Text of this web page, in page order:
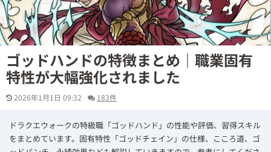
ゴッドハンドの特徴まとめ｜職業固有
特性が大幅強化されました
2026年1月1日 09:32 183件
ドラクエウォークの特級職「ゴッドハンド」の性能や評価、習得スキル
をまとめています。固有特性「ゴッドチェイン」の仕様、こころ道、ゴ